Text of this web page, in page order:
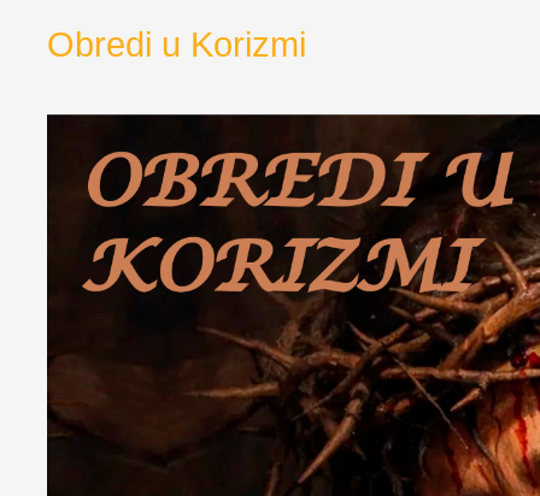
Obredi u Korizmi